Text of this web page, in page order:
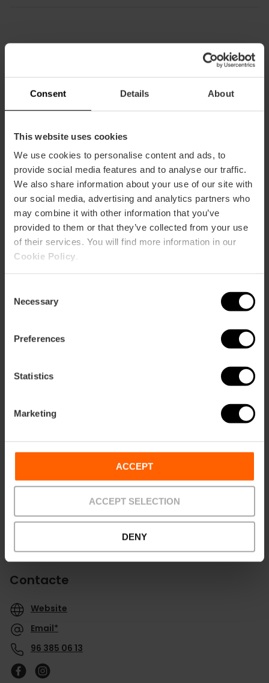
Consent Details About
This website uses cookies
We use cookies to personalise content and ads, to
provide social media features and to analyse our traffic.
We also share information about your use of our site with
our social media, advertising and analytics partners who
may combine it with other information that you’ve
provided to them or that they’ve collected from your use
of their services. You will find more information in our
Cookie Policy
Selection
Necessary
Preferences
Statistics
Marketing
ACCEPT
ACCEPT SELECTION
DENY
L1,L2,L3,L5,
Bus
Calle Doctor Sanchis Sivera, 24 46008 València
Direccions
Contacte
Website
Email*
96 385 06 13